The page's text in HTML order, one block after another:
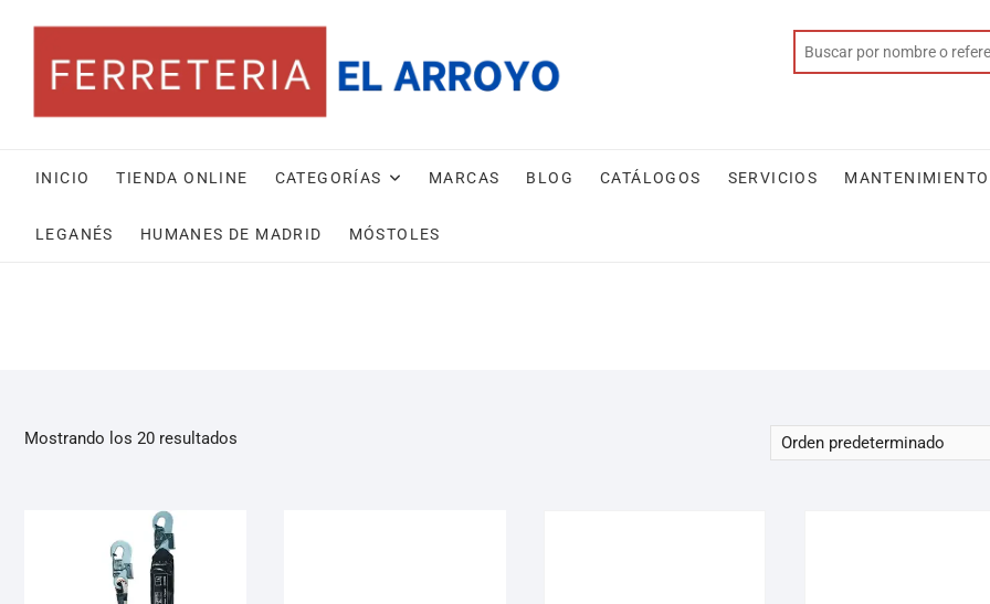
INICIO TIENDA ONLINE CATEGORÍAS MARCAS BLOG CATÁLOGOS SERVICIOS
LEGANÉS HUMANES DE MADRID MÓSTOLES
Mostrando los 20 resultados